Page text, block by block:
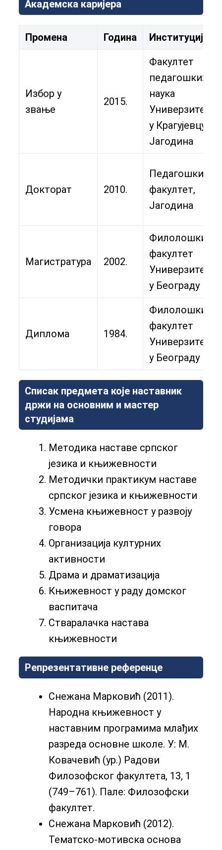
Академска каријера
Промена Година Институција
Избор у
звање
2015.
Факултет
педагошких
наука
Универзитета
у Крагујевцу,
Јагодина
Докторат 2010.
Педагошки
факултет,
Јагодина
Магистратура 2002.
Филолошки
факултет
Универзитета
у Београду
Диплома 1984.
Филолошки
факултет
Универзитета
у Београду
Списак предмета које наставник
држи на основним и мастер
студијама
Методика наставе српског
језика и књижевности
Методички практикум наставе
српског језика и књижевности
Усмена књижевност у развоју
говора
Организација културних
активности
Драма и драматизација
Књижевност у раду домског
васпитача
Стваралачка настава
књижевности
Репрезентативне референце
Снежана Марковић (2011).
Народна књижевност у
наставним програмима млађих
разреда основне школе. У: М.
Ковачевић (ур.) Радови
Филозофског факултета, 13, 1
(749–761). Пале: Филозофски
факултет.
Снежана Марковић (2012).
Тематско-мотивска основа